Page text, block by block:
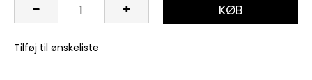
KØB
Tilføj til ønskeliste